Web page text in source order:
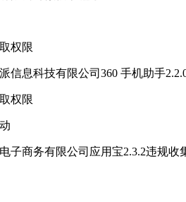
权限
信息科技有限公司360 手机助手
权限
子商务有限公司应用宝2.3.2违规